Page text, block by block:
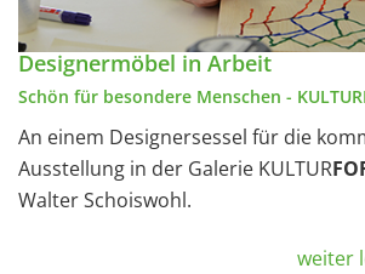
Designermöbel in Arbeit
Schön für besondere Menschen -
An einem Designersessel für die
Ausstellung in der Galerie KULTUR
Walter Schoiswohl.
weiter